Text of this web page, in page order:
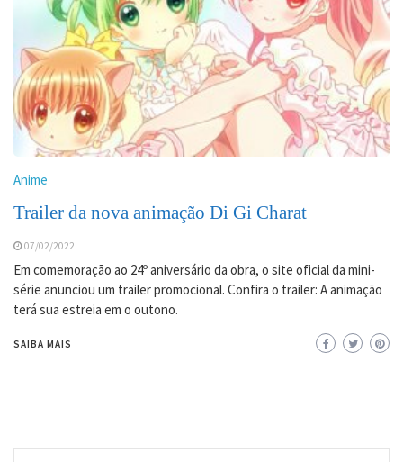
Anime
Trailer da nova animação Di Gi Charat
07/02/2022
Em comemoração ao 24º aniversário da obra, o site oficial da mini-
série anunciou um trailer promocional. Confira o trailer: A animação
terá sua estreia em o outono.
SAIBA MAIS